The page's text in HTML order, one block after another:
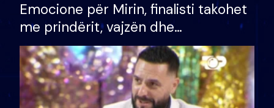
Emocione për Mirin, finalisti takohet
me prindërit, vajzën dhe
bashkëshorten: S’kemi ndonjë letër
divorci apo jo?